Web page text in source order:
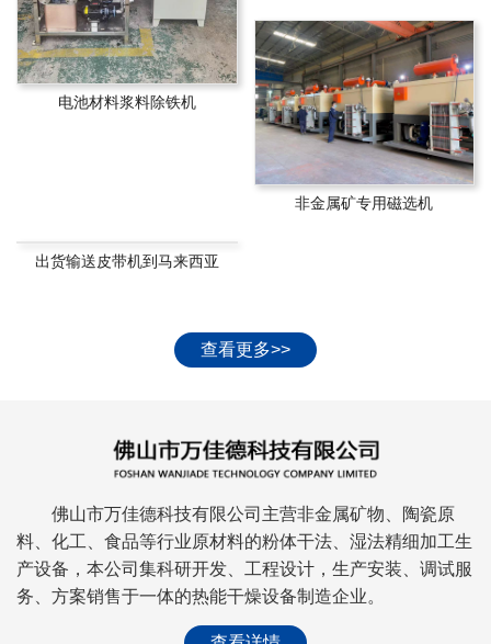
电池材料浆料除铁机
非金属矿专用磁选机
出货输送皮带机到马来西亚
查看更多>>
佛山市万佳德科技有限公司主营非金属矿物、陶瓷原
料、化工、食品等行业原材料的粉体干法、湿法精细加工生
产设备，本公司集科研开发、工程设计，生产安装、调试服
务、方案销售于一体的热能干燥设备制造企业。